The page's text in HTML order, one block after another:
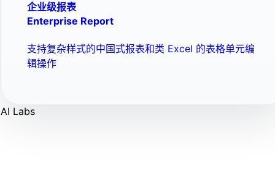
企业级报表
Enterprise Report
支持复杂样式的中国式报表和类 Excel 的表格单元编
辑操作
AI Labs